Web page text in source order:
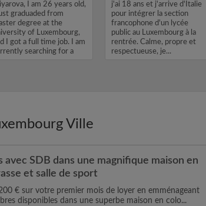
I am 26 years old,
graduaded from
degree at the
of Luxembourg,
I got a full time job. I am
searching for a
j'ai 18 ans et j'arrive d'Italie
pour intégrer la section
francophone d'un lycée
public au Luxembourg à la
rentrée. Calme, propre et
respectueuse, je...
Ville
avec SDB dans une magnifique maison en
et salle de sport
€ sur votre premier mois de loyer en emménageant
disponibles dans une superbe maison en colo...